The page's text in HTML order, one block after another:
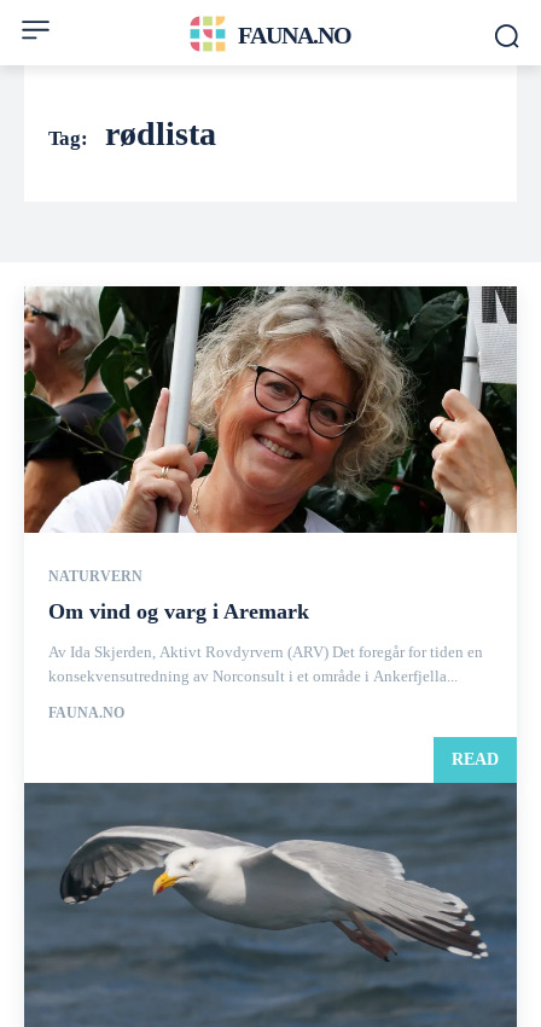
FAUNA.NO
Tag: rødlista
NATURVERN
Om vind og varg i Aremark
Av Ida Skjerden, Aktivt Rovdyrvern (ARV) Det foregår for tiden en
konsekvensutredning av Norconsult i et område i Ankerfjella...
FAUNA.NO
READ